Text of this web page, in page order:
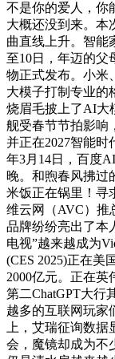
不是你的爱人，你
大概还没到来。本
曲直线上升。智能
至10日，年迈的父
物正式发布。小米
大模子打制专业的
烧眉毛披上了AI大
舰受春节节拍影响
并正在2027智能时
年3月14日，百度
晚。和煦春风拂过
米饭正在锅里！寻
维云网（AVC）推
品牌纷纷亮出了本
电视”越来越成为
(CES 2025)正在美
2000亿元。正在英
第二ChatGPT大行
越多的互联网玩家
上，艾瑞征询数
会，魔镜却成为不